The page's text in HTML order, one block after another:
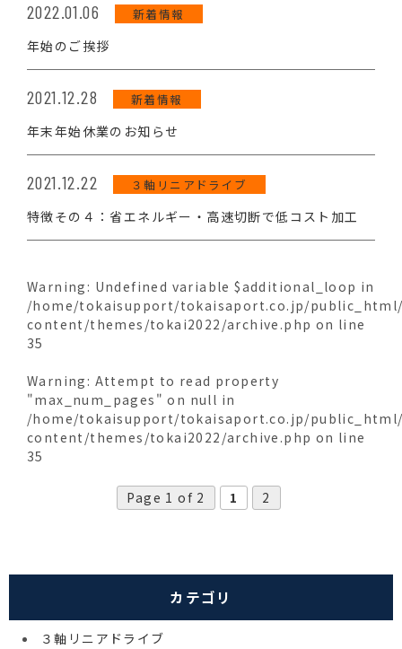
2022.01.06 新着情報
年始のご挨拶
2021.12.28 新着情報
年末年始休業のお知らせ
2021.12.22 ３軸リニアドライブ
特徴その４：省エネルギー・高速切断で低コスト加工
Warning : Undefined variable $additional_loop in
/home/tokaisupport/tokaisaport.co.jp/
content/themes/tokai2022/archive.php on line
35
Warning : Attempt to read property
"max_num_pages" on null in
/home/tokaisupport/tokaisaport.co.jp/
content/themes/tokai2022/archive.php on line
35
Page 1 of 2 1 2
カテゴリ
３軸リニアドライブ